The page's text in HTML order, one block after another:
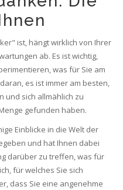
ist, hängt wirklich von Ihrer
ab. Es ist wichtig,
was für Sie am
es ist immer am besten,
und sich allmählich zu
gefunden haben.
Einblicke in die Welt der
und hat Ihnen dabei
darüber zu treffen, was für
für welches Sie sich
dass Sie eine angenehme